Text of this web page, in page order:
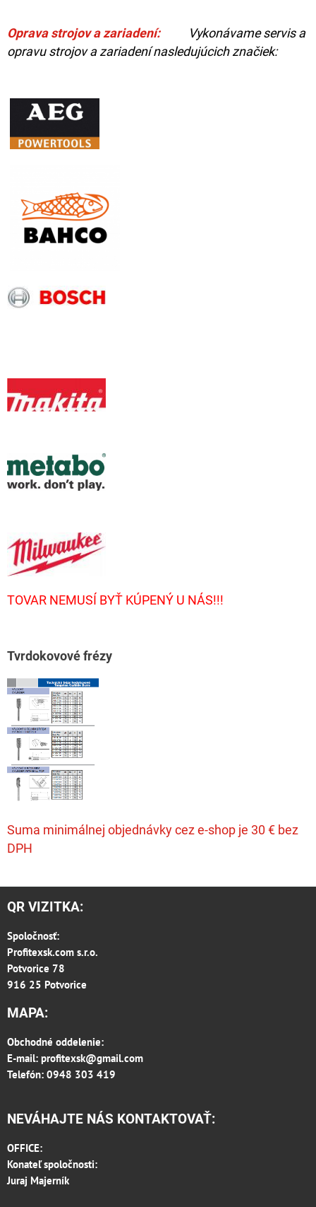
Oprava strojov a zariadení:
Vykonávame servis a
opravu strojov a zariadení nasledujúcich značiek:
TOVAR NEMUSÍ BYŤ KÚPENÝ U NÁS!!!
Tvrdokovové frézy
Suma minimálnej objednávky cez e-shop je 30 € bez
DPH
QR VIZITKA:
Spoločnosť:
Profitexsk.com s.r.o.
Potvorice 78
916 25 Potvorice
MAPA:
Obchodné oddelenie:
E-mail: profitexsk@gmail.com
Telefón: 0948 303 419
NEVÁHAJTE NÁS KONTAKTOVAŤ:
OFFICE:
Konateľ spoločnosti:
Juraj Majerník